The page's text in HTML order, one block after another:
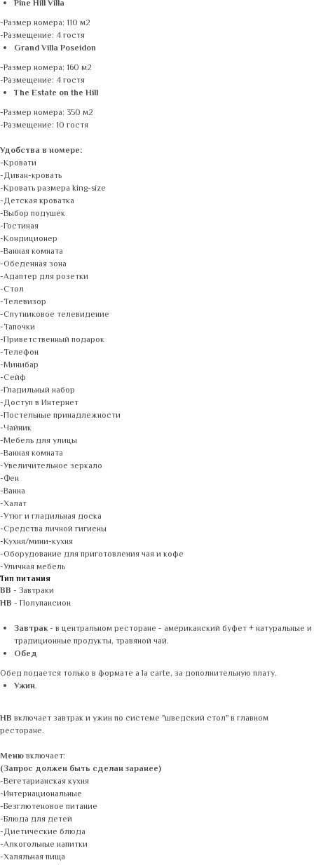
Pine Hill Villa
-Размер номера: 110 м2
-Размещение: 4 гостя
Grand Villa Poseidon
-Размер номера: 160 м2
-Размещение: 4 гостя
The Estate on the Hill
-Размер номера: 350 м2
-Размещение: 10 гостя
Удобства в номере:
-Кровати
-Диван-кровать
-Кровать размера king-size
-Детская кроватка
-Выбор подушек
-Гостиная
-Кондиционер
-Ванная комната
-Обеденная зона
-Адаптер для розетки
-Стол
-Телевизор
-Спутниковое телевидение
-Тапочки
-Приветственный подарок
-Телефон
-Минибар
-Сейф
-Гладильный набор
-Доступ в Интернет
-Постельные принадлежности
-Чайник
-Мебель для улицы
-Ванная комната
-Увеличительное зеркало
-Фен
-Ванна
-Халат
-Утюг и гладильная доска
-Средства личной гигиены
-Кухня/мини-кухня
-Оборудование для приготовления чая и кофе
-Уличная мебель
Тип питания
BB - Завтраки
HB - Полупансион
Завтрак- в центральном ресторане - американский буфет + натуральные и
традиционные продукты, травяной чай.
Обед
Обед подается только в формате a la carte, за дополнительную плату.
Ужин.
HB включает завтрак и ужин по системе "шведский стол" в главном
ресторане.
Менювключает:
(Запрос должен быть сделан заранее)
-Вегетарианская кухня
-Интернациональные
-Безглютеновое питание
-Блюда для детей
-Диетические блюда
-Алкогольные напитки
-Халяльная пища